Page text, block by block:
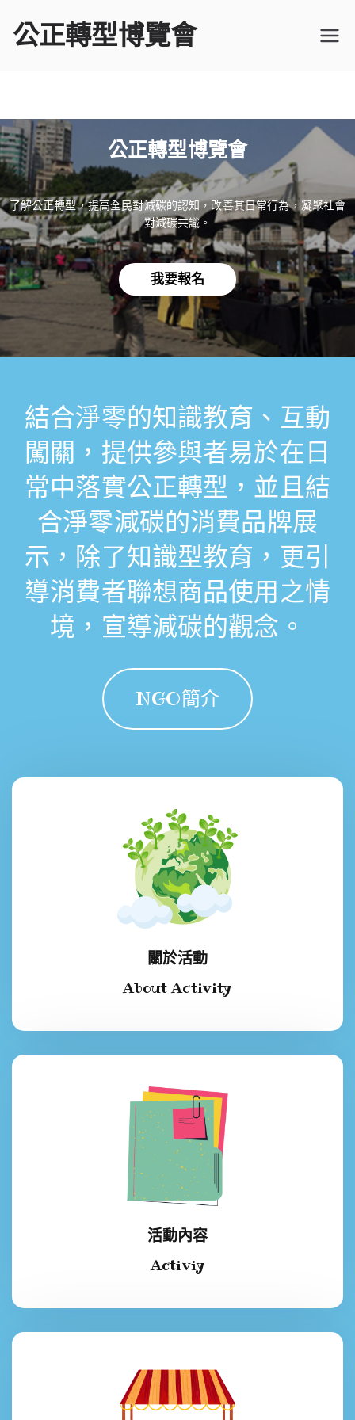
公正轉型博覽會
公正轉型博覽會
了解公正轉型，提高全民對減碳的認知，改善其日常行為，凝聚社會
對減碳共識。
我要報名
結合淨零的知識教育、互動
闖關，提供參與者易於在日
常中落實公正轉型，並且結
合淨零減碳的消費品牌展
示，除了知識型教育，更引
導消費者聯想商品使用之情
境，宣導減碳的觀念。
NGO簡介
關於活動
About Activity
活動內容
Activiy